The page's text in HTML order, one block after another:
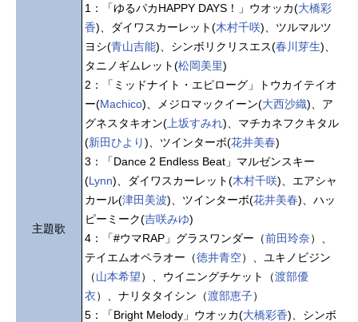
主題歌
1：「ゆるパカHAPPY DAYS！」ウオッカ(大橋彩
香)、ダイワスカーレット(木村千咲)、ツルマルツ
ヨシ(青山吉能)、シンボリクリスエス(春川芽生)、
タニノギムレット(松岡美里)
2：「ミッドナイト・エピローグ」トウカイテイオ
ー(Machico)、メジロマックイーン(大西沙織)、ア
グネスタキオン( 上坂すみれ)、マチカネフクキタル
(新田ひより)、ツインターボ(花井美春)
3：「Dance 2 Endless Beat」マルゼンスキー
(Lynn)、ダイワスカーレット(木村千咲)、エアシャ
カール(津田美波)、ツインターボ(花井美春)、ハッ
ピーミーク(吉咲みゆ)
4：「#ウマRAP」グラスワンダー（前田玲奈）、
テイエムオペラオー（徳井青空）、ユキノビジン
（山本希望）、ウイニングチケット（渡部優
衣）、ナリタタイシン（渡部恵子）
5：「Bright Melody」ウオッカ(大橋彩香)、シンボ